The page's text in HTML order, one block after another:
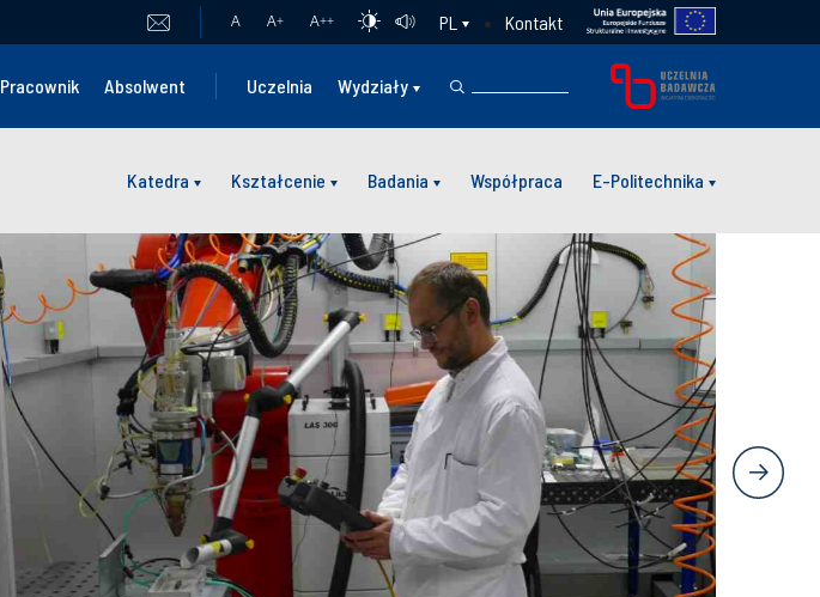
A A+ A++ PL Kontakt
Pracownik Absolwent Uczelnia Wydziały
Katedra Kształcenie Badania Współpraca E-Politechnika